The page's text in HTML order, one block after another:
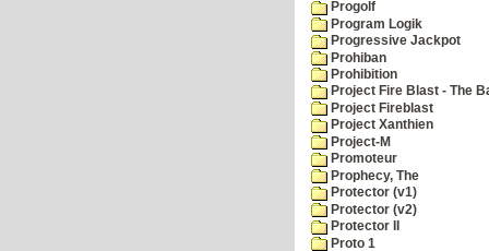
Progolf
Program Logik
Progressive Jackpot
Prohiban
Prohibition
Project Fire Blast - The
Project Fireblast
Project Xanthien
Project-M
Promoteur
Prophecy, The
Protector (v1)
Protector (v2)
Protector II
Proto 1